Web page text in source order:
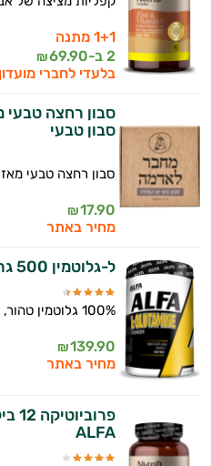
1+1 מתנה
2 ב-
69.90
₪
בלעדי לחברי מועדון
סבון רחצה טבעי
סבון טבעי
סבון רחצה טבעי
17.90
₪
מחיר באתר
ל-גלוטמין 500 גרם | אלפא | ALFA
100% גלוטמין טהור, ללא סוכר וללא שומן בלעדי...
139.90
₪
מחיר באתר
ALFA